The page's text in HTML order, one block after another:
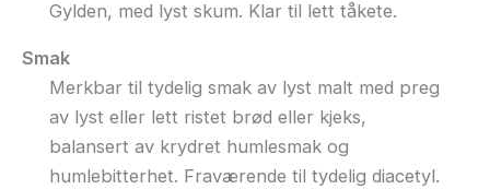
Gylden, med lyst skum. Klar til lett tåkete.
Smak
Merkbar til tydelig smak av lyst malt med preg
av lyst eller lett ristet brød eller kjeks,
balansert av krydret humlesmak og
humlebitterhet. Fraværende til tydelig diacetyl.